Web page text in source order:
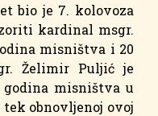
bio je 7. kolovoza
kardinal msgr.
misništva i 20
Želimir Puljić je
misništva u
tek obnovljenoj ovoj